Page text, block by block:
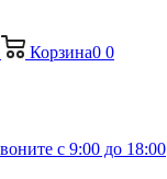
Корзина0 0
с 9:00 до 18:00